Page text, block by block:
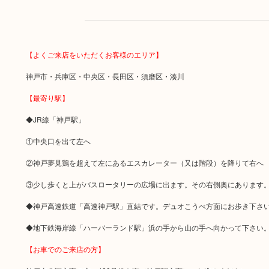
【よくご来店をいただくお客様のエリア】
神戸市・兵庫区・中央区・長田区・須磨区・湊川
【最寄り駅】
◆JR線「神戸駅」
①中央口を出て左へ
②神戸夢見鶏を超えて左にあるエスカレーター（又は階段）を降りて右へ
③少し歩くと上がバスロータリーの広場に出ます。その右側奥にあります。
◆神戸高速鉄道「高速神戸駅」直結です。デュオこうべ方面にお歩き下さい
◆地下鉄海岸線「ハーバーランド駅」浜の手から山の手へ向かって下さい。
【お車でのご来店の方】